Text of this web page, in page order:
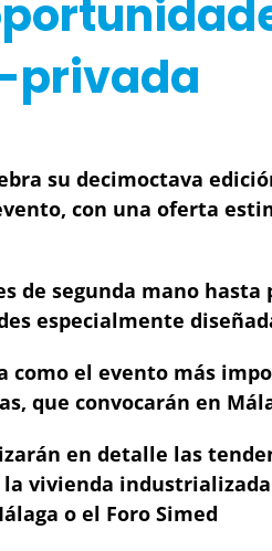
privada
su decimoctava
con una oferta
de segunda mano
especialmente
como el evento más
que convocarán en
en detalle las
la vivienda
o el Foro Simed